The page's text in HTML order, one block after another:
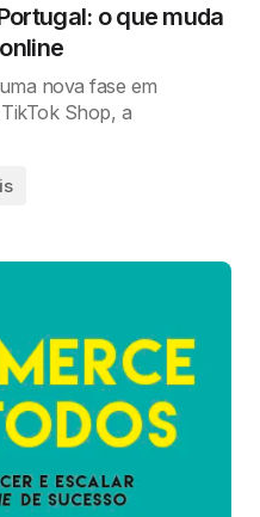
o que muda
nova fase em
Shop, a